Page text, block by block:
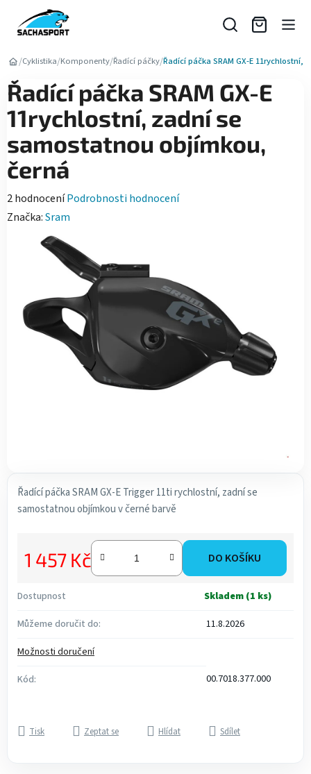
obsah
/Cyklistika/Komponenty/Řadící páčky/Řadící páčka SRAM GX-E
Řadící páčka SRAM GX-E Trigger 11ti rychlostní, zadní se
samostatnou objímkou v černé barvě
Dostupnost Skladem (1 ks)
Můžeme doručit do:
11.8.2026
Možnosti doručení
Kód:
00.7018.377.000
1 457 Kč DO KOŠÍKU
Tisk Zeptat se Hlídat Sdílet
Řadící páčka SRAM GX-E
11rychlostní, zadní se
samostatnou objímkou,
černá
Průměrné
hodnocení
produktu
hvězdiček.
2 hodnoceníPodrobnosti hodnocení
Značka:Sram